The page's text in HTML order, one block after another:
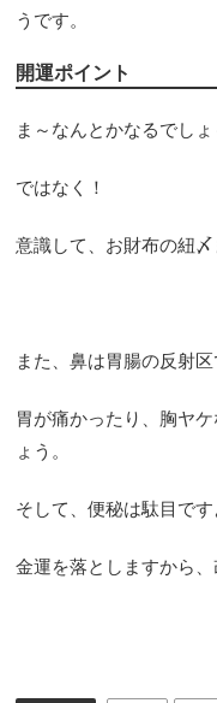
うです。
開運ポイント
ま～なんとかなるでしょ
ではなく！
意識して、お財布の紐〆
また、鼻は胃腸の反射区
胃が痛かったり、胸ヤ
ょう。
そして、便秘は駄目です
金運を落としますから、